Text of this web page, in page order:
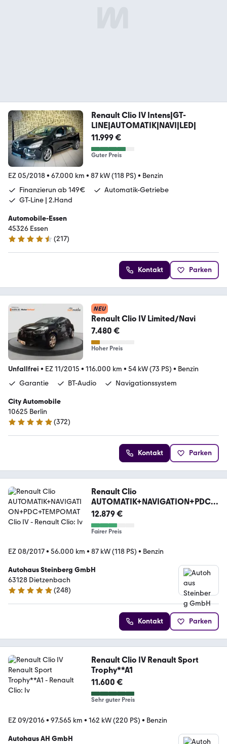
Renault Clio IV Intens|GT-
LINE|AUTOMATIK|NAVI|LED|
11.999 €
Guter Preis
EZ 05/2018• 67.000 km • 87 kW (118 PS) • Benzin
Finanzierun ab 149€
Automatik-Getriebe
GT-Line | 2.Hand
Automobile-Essen
45326 Essen
4.7 Sterne
(217)
Kontakt Parken
NEU
Renault Clio IV Limited/Navi
7.480 €
Hoher Preis
Unfallfrei • EZ 11/2015 • 116.000 km • 54 kW (73 PS) • Benzin
Garantie
BT-Audio Navigationssystem
City Automobile
10625 Berlin
4.9 Sterne
(372)
Kontakt Parken
Renault Clio
AUTOMATIK+NAVIGATION+PDC+
TEMPOMAT Clio IV
12.879 €
Fairer Preis
EZ 08/2017• 56.000 km • 87 kW (118 PS) • Benzin
Autohaus Steinberg GmbH
63128 Dietzenbach
4.9 Sterne
(248)
Kontakt Parken
Renault Clio IV Renault Sport
Trophy**A1
11.600 €
Sehr guter Preis
EZ 09/2016• 97.565 km • 162 kW (220 PS) • Benzin
Autohaus AH GmbH